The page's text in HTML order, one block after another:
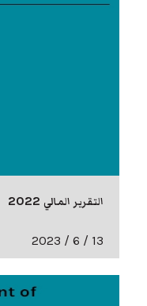
التقرير المالي 2022
13 / 6 / 2023